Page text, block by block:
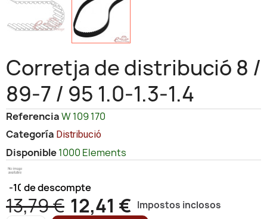
Corretja de distribució 8 /
89-7 / 95 1.0-1.3-1.4
ReferenciaW 109 170
Categoría Distribució
Disponible1000 Elements
-10%de descompte
13,79 € 12,41 € Impostos inclosos